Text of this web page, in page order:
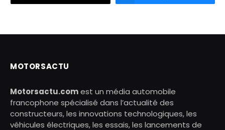
MOTORSACTU
Motorsactu.comest un média automobile
francophone spécialisé dans l’actualité des
constructeurs, les innovations technologiques, les
véhicules électriques, les essais, les lancements de